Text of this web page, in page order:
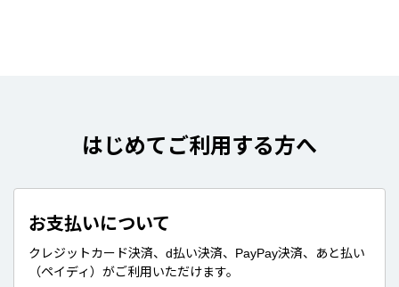
はじめてご利用する方へ
お支払いについて
クレジットカード決済、d払い決済、PayPay決済、あと払い
（ペイディ）がご利用いただけます。